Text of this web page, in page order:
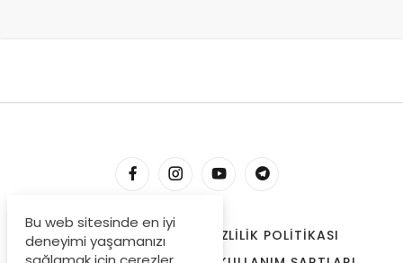
HESABIM İLETIŞIM
GIZLILIK POLITIKASI
Bu web sitesinde en iyi
deneyimi yaşamanızı